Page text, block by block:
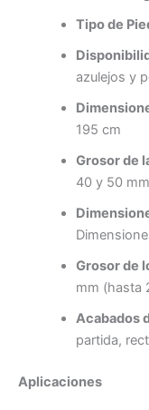
Tipo de
azulejos y
195 cm
Grosor de
40 y 50
Grosor de
mm (hasta
Acabados
partida,
Aplicaciones